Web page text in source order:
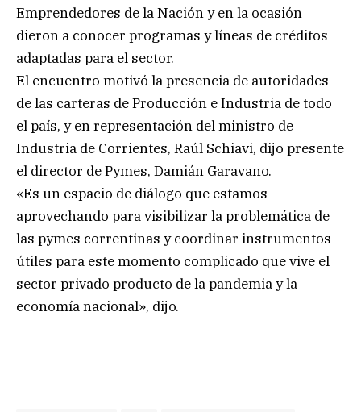
Emprendedores de la Nación y en la ocasión
dieron a conocer programas y líneas de créditos
adaptadas para el sector.
El encuentro motivó la presencia de autoridades
de las carteras de Producción e Industria de todo
el país, y en representación del ministro de
Industria de Corrientes, Raúl Schiavi, dijo presente
el director de Pymes, Damián Garavano.
«Es un espacio de diálogo que estamos
aprovechando para visibilizar la problemática de
las pymes correntinas y coordinar instrumentos
útiles para este momento complicado que vive el
sector privado producto de la pandemia y la
economía nacional», dijo.